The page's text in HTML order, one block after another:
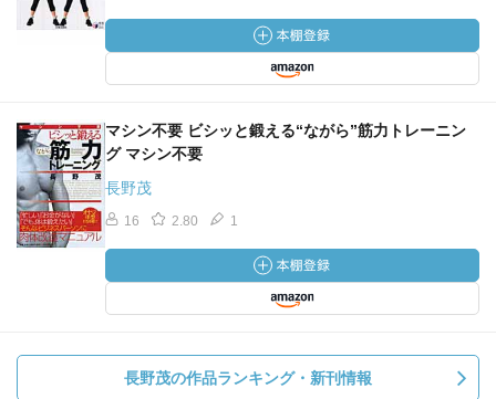
マシン不要 ビシッと鍛える“ながら”筋力トレーニン
グ マシン不要
長野茂
16 2.80 1
長野茂の作品ランキング・新刊情報